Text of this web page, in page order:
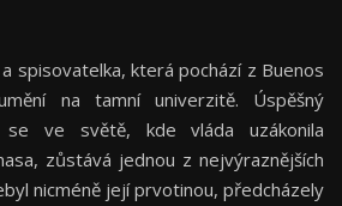
spisovatelka, která pochází z Buenos
na tamní univerzitě. Úspěšný
se ve světě, kde vláda uzákonila
zůstává jednou z nejvýraznějších
nicméně její prvotinou, předcházely